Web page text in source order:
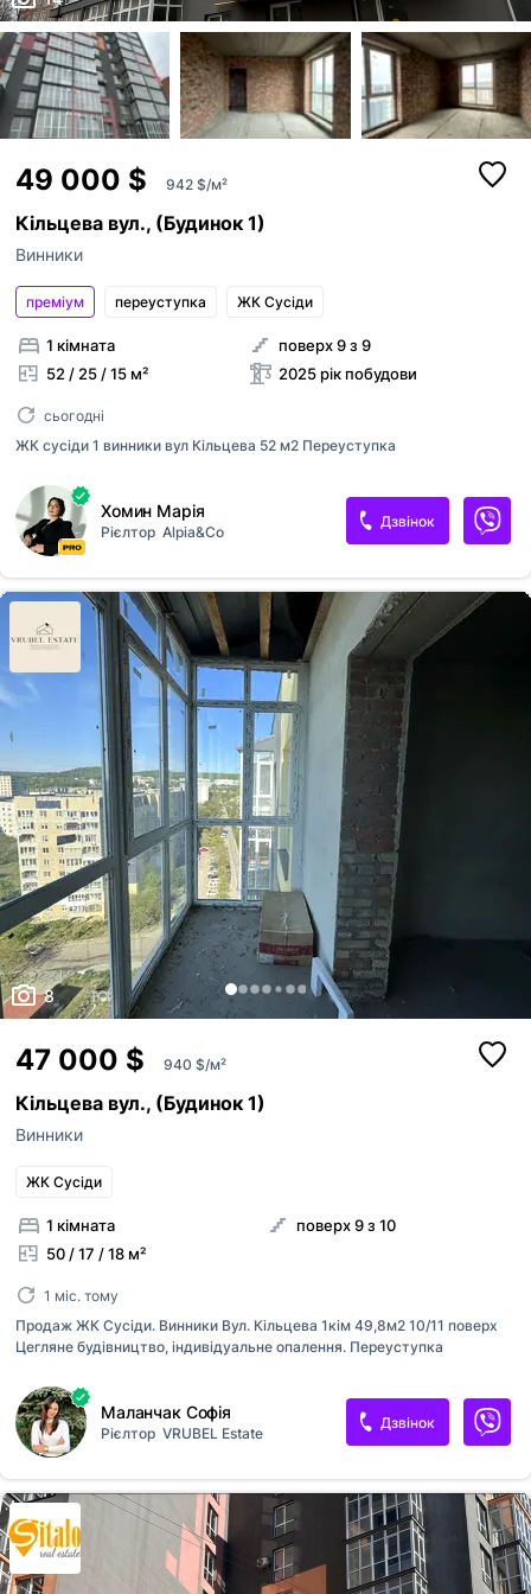
49 000 $ 942 $/м²
Кільцева вул., (Будинок 1)
Винники
преміум переуступка ЖК Сусіди
1 кімната
52 / 25 / 15 м²
поверх 9 з 9
2025 рік побудови
сьогодні
ЖК сусіди 1 винники вул Кільцева 52 м2 Переуступка
Хомин Марія
Рієлтор Alpia&Co
Дзвінок
8
47 000 $ 940 $/м²
Кільцева вул., (Будинок 1)
Винники
ЖК Сусіди
1 кімната
50 / 17 / 18 м²
поверх 9 з 10
1 міс. тому
Продаж ЖК Сусіди. Винники Вул. Кільцева 1кім 49,8м2 10/11 поверх
Цегляне будівництво, індивідуальне опалення. Переуступка
Маланчак Софія
Рієлтор VRUBEL Estate
Дзвінок